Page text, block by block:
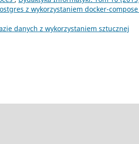
z wykorzystaniem docker-compose
danych z wykorzystaniem sztucznej